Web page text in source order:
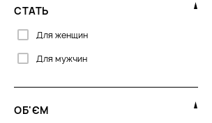
СТАТЬ
Для женщин
Для мужчин
ОБ'ЄМ